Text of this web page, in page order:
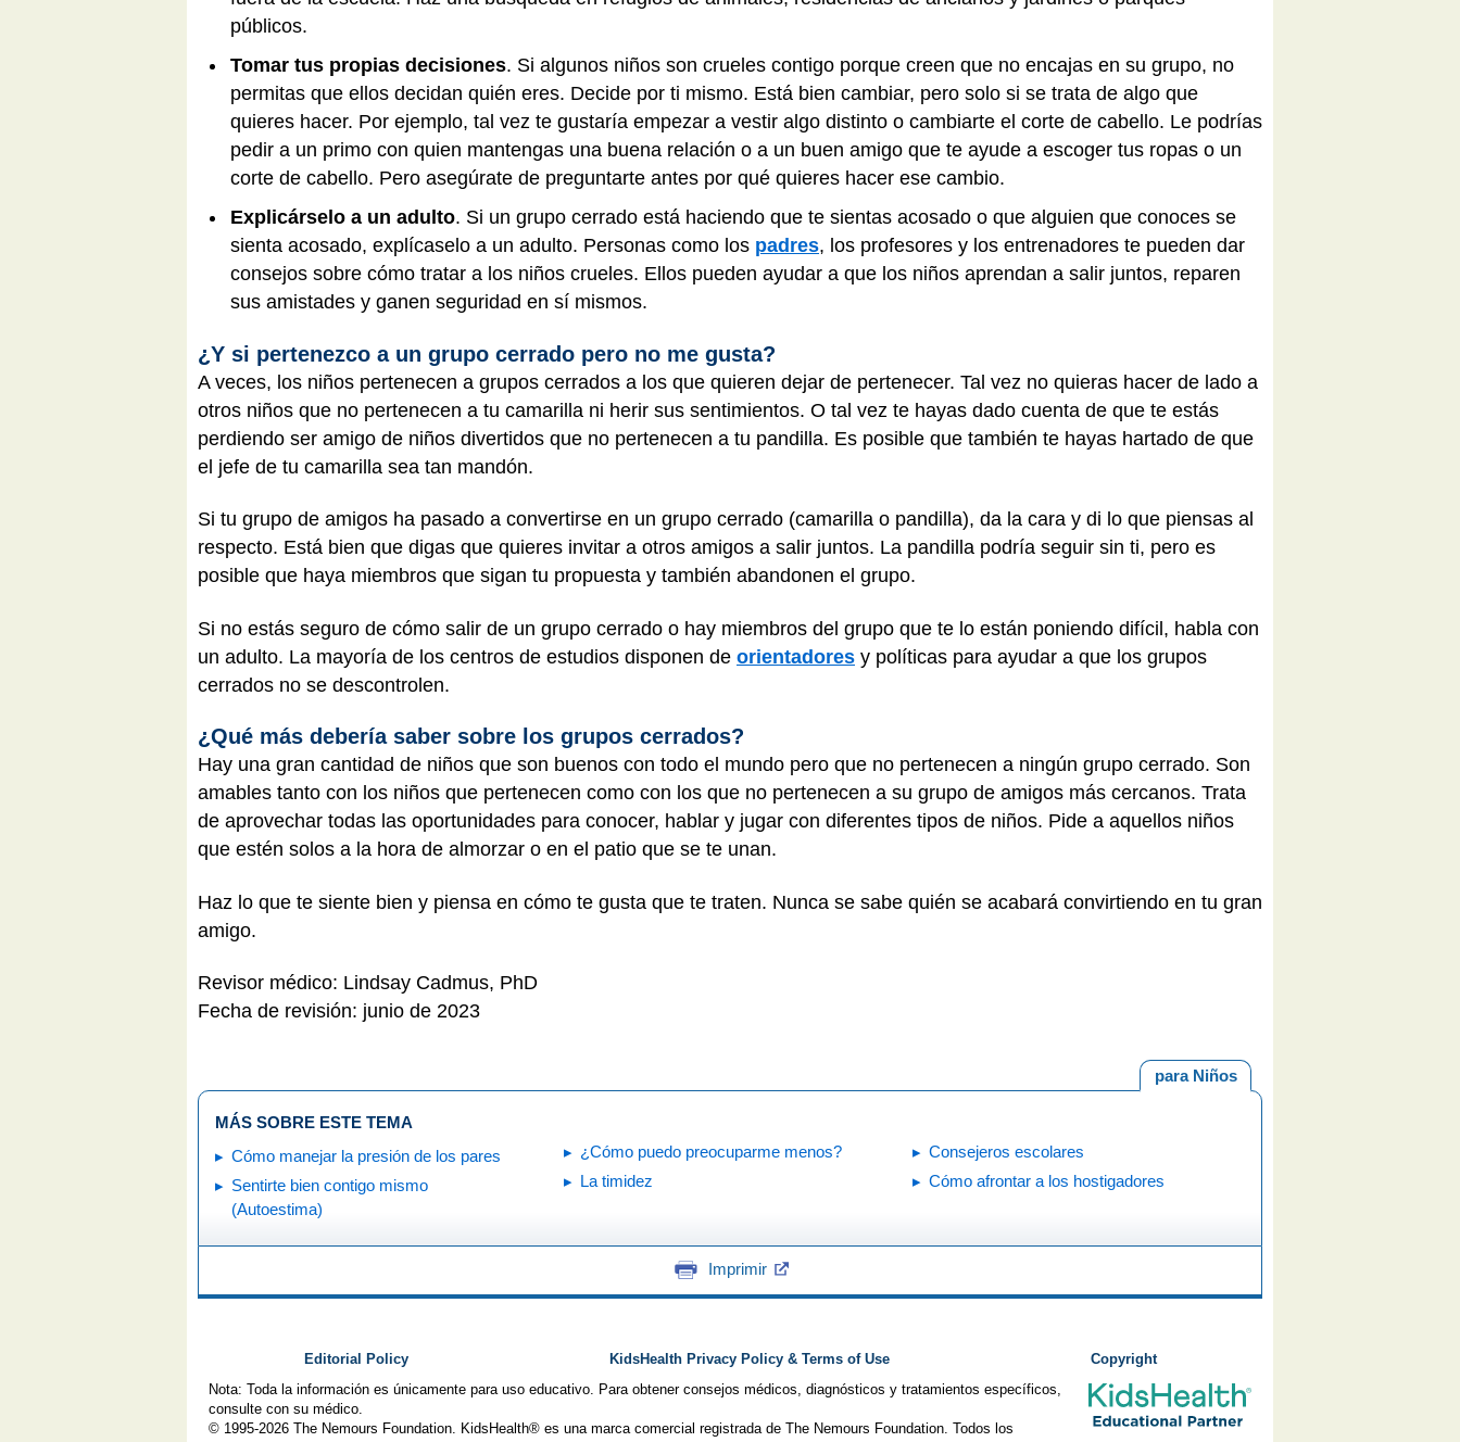
públicos.
Tomar tus propias decisiones. Si algunos niños son crueles contigo porque creen que no encajas en su grupo, no
permitas que ellos decidan quién eres. Decide por ti mismo. Está bien cambiar, pero solo si se trata de algo que
quieres hacer. Por ejemplo, tal vez te gustaría empezar a vestir algo distinto o cambiarte el corte de cabello. Le podrías
pedir a un primo con quien mantengas una buena relación o a un buen amigo que te ayude a escoger tus ropas o un
corte de cabello. Pero asegúrate de preguntarte antes por qué quieres hacer ese cambio.
Explicárselo a un adulto. Si un grupo cerrado está haciendo que te sientas acosado o que alguien que conoces se
sienta acosado, explícaselo a un adulto. Personas como los padres, los profesores y los entrenadores te pueden dar
consejos sobre cómo tratar a los niños crueles. Ellos pueden ayudar a que los niños aprendan a salir juntos, reparen
sus amistades y ganen seguridad en sí mismos.
¿Y si pertenezco a un grupo cerrado pero no me gusta?
A veces, los niños pertenecen a grupos cerrados a los que quieren dejar de pertenecer. Tal vez no quieras hacer de lado a
otros niños que no pertenecen a tu camarilla ni herir sus sentimientos. O tal vez te hayas dado cuenta de que te estás
perdiendo ser amigo de niños divertidos que no pertenecen a tu pandilla. Es posible que también te hayas hartado de que
el jefe de tu camarilla sea tan mandón.
Si tu grupo de amigos ha pasado a convertirse en un grupo cerrado (camarilla o pandilla), da la cara y di lo que piensas al
respecto. Está bien que digas que quieres invitar a otros amigos a salir juntos. La pandilla podría seguir sin ti, pero es
posible que haya miembros que sigan tu propuesta y también abandonen el grupo.
Si no estás seguro de cómo salir de un grupo cerrado o hay miembros del grupo que te lo están poniendo difícil, habla con
un adulto. La mayoría de los centros de estudios disponen de orientadores y políticas para ayudar a que los grupos
cerrados no se descontrolen.
¿Qué más debería saber sobre los grupos cerrados?
Hay una gran cantidad de niños que son buenos con todo el mundo pero que no pertenecen a ningún grupo cerrado. Son
amables tanto con los niños que pertenecen como con los que no pertenecen a su grupo de amigos más cercanos. Trata
de aprovechar todas las oportunidades para conocer, hablar y jugar con diferentes tipos de niños. Pide a aquellos niños
que estén solos a la hora de almorzar o en el patio que se te unan.
Haz lo que te siente bien y piensa en cómo te gusta que te traten. Nunca se sabe quién se acabará convirtiendo en tu gran
amigo.
Revisor médico: Lindsay Cadmus, PhD
Fecha de revisión: junio de 2023
para Niños
MÁS SOBRE ESTE TEMA
Cómo manejar la presión de los pares
Sentirte bien contigo mismo
(Autoestima)
¿Cómo puedo preocuparme menos?
La timidez
Consejeros escolares
Cómo afrontar a los hostigadores
Imprimir
Editorial Policy KidsHealth Privacy Policy & Terms of Use
Copyright
Nota: Toda la información es únicamente para uso educativo. Para obtener consejos médicos, diagnósticos y tratamientos específicos,
consulte con su médico.
© 1995-2026 The Nemours Foundation. KidsHealth® es una marca comercial registrada de The Nemours Foundation. Todos los